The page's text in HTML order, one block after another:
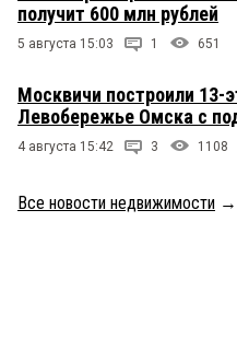
получит 600 млн рублей
5 августа 15:03 1 651
Москвичи построили
Левобережье Омска с
4 августа 15:42 3 1108
Все новости недвижимости →